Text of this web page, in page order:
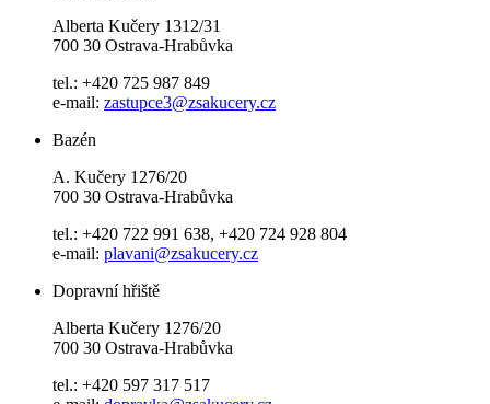
Alberta Kučery 1312/31
700 30 Ostrava-Hrabůvka
tel.: +420 725 987 849
e-mail: zastupce3@zsakucery.cz
Bazén
A. Kučery 1276/20
700 30 Ostrava-Hrabůvka
tel.: +420 722 991 638, +420 724 928 804
e-mail: plavani@zsakucery.cz
Dopravní hřiště
Alberta Kučery 1276/20
700 30 Ostrava-Hrabůvka
tel.: +420 597 317 517